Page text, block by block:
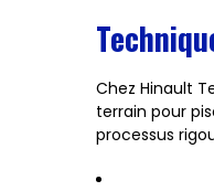
Chez Hinault
terrain pour
processus